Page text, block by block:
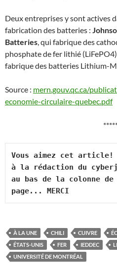
Deux entreprises y sont actives
fabrication des batteries :
Batteries, qui fabrique des
phosphate de fer lithié
fabrique des batteries Lithium-
Source : mern.gouv.qc.ca/
economie-circulaire-quebec.pdf
Vous aimez cet article!
à la rédaction du
au bas de la colonne
page... MERCI
À LA UNE CHILI CUIVRE
ÉTATS-UNIS
FER IEDDEC
UNIVERSITÉ DE MONTRÉAL